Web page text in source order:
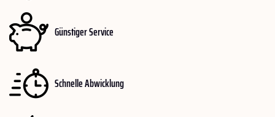
Günstiger Service
Schnelle Abwicklung